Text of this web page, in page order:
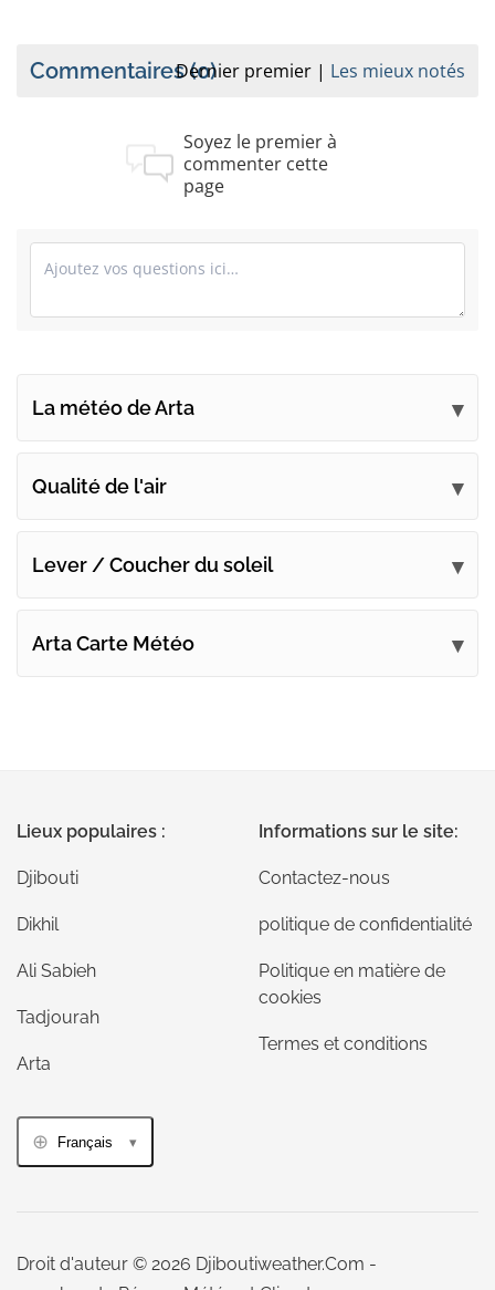
Commentaires(0)
Dernier premier Les mieux notés
Soyez le premier à
commenter cette
page
La météo de Arta
Qualité de l'air
Lever / Coucher du soleil
Arta Carte Météo
Lieux populaires :
Djibouti
Dikhil
Ali Sabieh
Tadjourah
Arta
Informations sur le site:
Contactez-nous
politique de confidentialité
Politique en matière de
cookies
Termes et conditions
Français
Droit d'auteur © 2026 Djiboutiweather.Com -